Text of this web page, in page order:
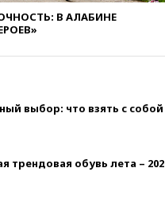
В АЛАБИНЕ
выбор: что взять с собой
трендовая обувь лета –